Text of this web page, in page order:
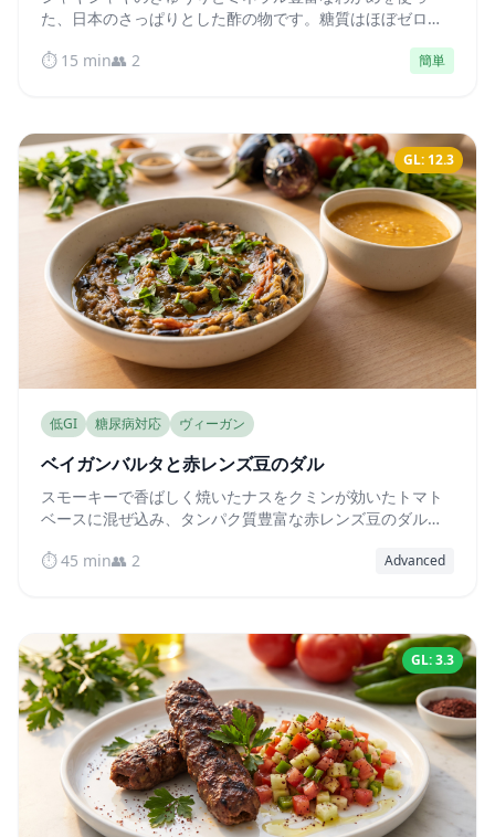
た、日本のさっぱりとした酢の物です。糖質はほぼゼロ
てくれます。
⏱️ 15 min👥 2 簡単
GL: 12.3
低GI 糖尿病対応 ヴィーガン
ベイガンバルタと赤レンズ豆のダル
スモーキーで香ばしく焼いたナスをクミンが効いたトマト
ベースに混ぜ込み、タンパク質豊富な赤レンズ豆のダルを
⏱️ 45 min👥 2 Advanced
GL: 3.3